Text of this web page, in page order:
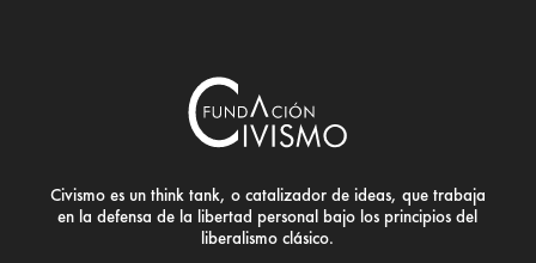
Civismo es un think tank, o catalizador de ideas, que trabaja
en la defensa de la libertad personal bajo los principios del
liberalismo clásico.